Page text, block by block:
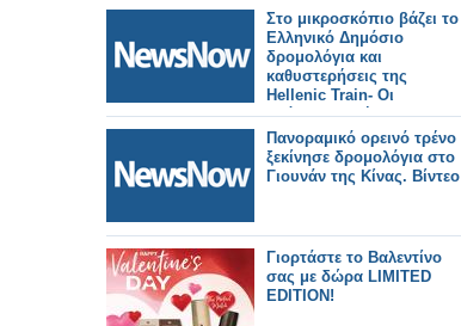
Στο μικροσκόπιο βάζει το
Ελληνικό Δημόσιο
δρομολόγια και
καθυστερήσεις της
Hellenic Train- Οι
επόμενες κινήσεις του
ΟΣΕ
Πανοραμικό ορεινό τρένο
ξεκίνησε δρομολόγια στο
Γιουνάν της Κίνας. Βίντεο
Γιορτάστε το Βαλεντίνο
σας με δώρα LIMITED
EDITION!